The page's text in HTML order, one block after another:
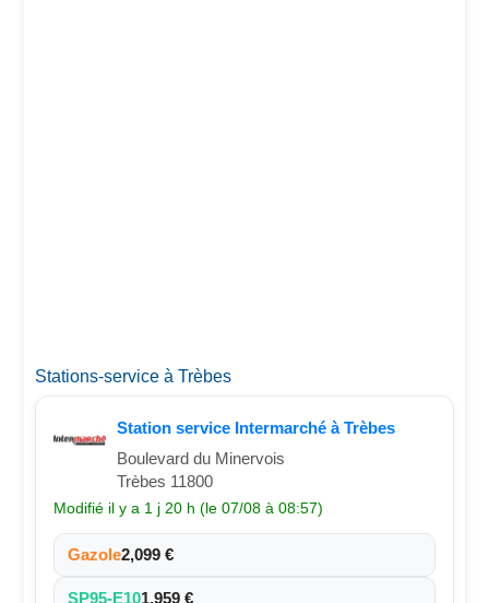
Stations-service à Trèbes
Station service Intermarché à Trèbes
Boulevard du Minervois
Trèbes 11800
Modifié il y a 1 j 20 h (le 07/08 à 08:57)
Gazole2,099 €
SP95-E101,959 €